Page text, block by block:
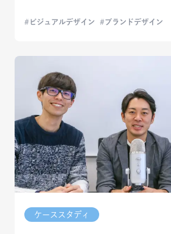
ビジュアルデザイン ブランドデザイン
ケーススタディ